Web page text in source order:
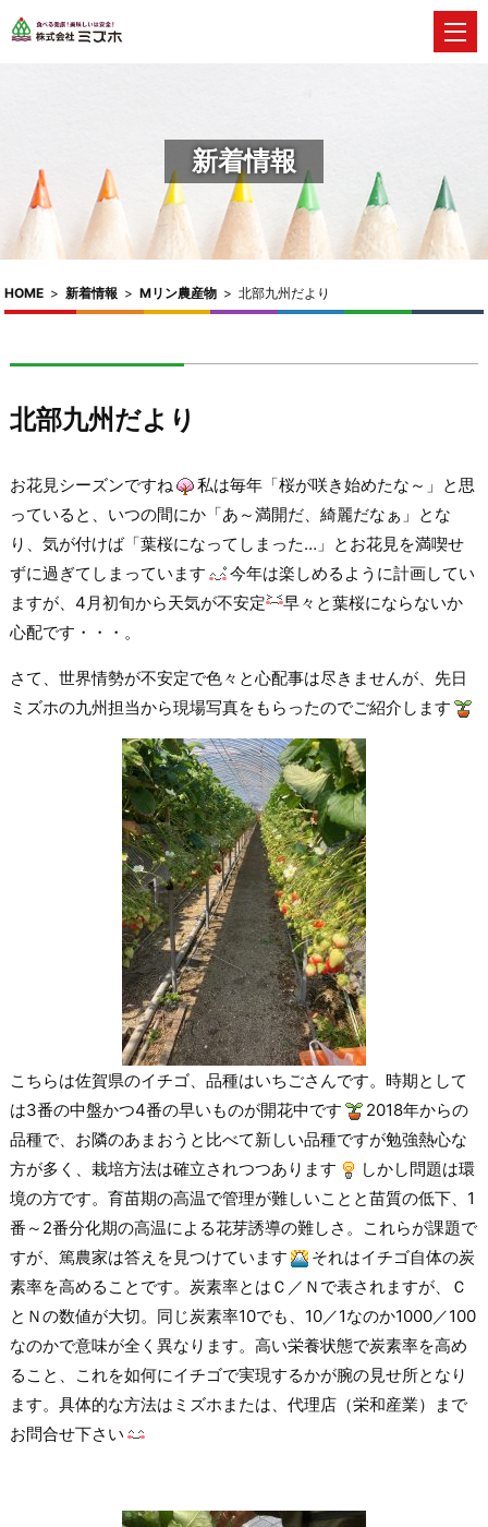
新着情報
HOME > 新着情報 > Mリン農産物 > 北部九州だより
北部九州だより
お花見シーズンですね
私は毎年「桜が咲き始めたな～」と思
っていると、いつの間にか「あ～満開だ、綺麗だなぁ」とな
り、気が付けば「葉桜になってしまった…」とお花見を満喫せ
ずに過ぎてしまっています
今年は楽しめるように計画してい
ますが、4月初旬から天気が不安定
早々と葉桜にならないか
心配です・・・。
さて、世界情勢が不安定で色々と心配事は尽きませんが、先日
ミズホの九州担当から現場写真をもらったのでご紹介します
こちらは佐賀県のイチゴ、品種はいちごさんです。時期として
は3番の中盤かつ4番の早いものが開花中です
2018年からの
品種で、お隣のあまおうと比べて新しい品種ですが勉強熱心な
方が多く、栽培方法は確立されつつあります
しかし問題は環
境の方です。育苗期の高温で管理が難しいことと苗質の低下、1
番～2番分化期の高温による花芽誘導の難しさ。これらが課題で
すが、篤農家は答えを見つけています
それはイチゴ自体の炭
素率を高めることです。炭素率とはＣ／Ｎで表されますが、Ｃ
とＮの数値が大切。同じ炭素率10でも、10／1なのか1000／100
なのかで意味が全く異なります。高い栄養状態で炭素率を高め
ること、これを如何にイチゴで実現するかが腕の見せ所となり
ます。具体的な方法はミズホまたは、代理店（栄和産業）まで
お問合せ下さい